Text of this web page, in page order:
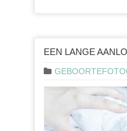
EEN LANGE